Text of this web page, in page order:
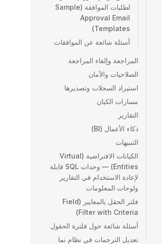
لطلبات الموافقة (Sample
Approval Email
Templates)
أسئلة شائعة عن الموافقات
المراجعة وإلغاء المراجعة
الصلاحيات والأمان
استيراد السجلات وتصديرها
مسارات الكيان
التقارير
ذكاء الأعمال (BI)
التنبيهات
الكيانات الافتراضية (Virtual
Entities) — وحدات SQL قابلة
لإعادة الاستخدام في التقارير
ولوحات المعلومات
فلتر الحقل بالمعايير (Field
Filter with Criteria)
أسئلة شائعة حول فلترة الحقول
تعديل الترجمات في نظام نما